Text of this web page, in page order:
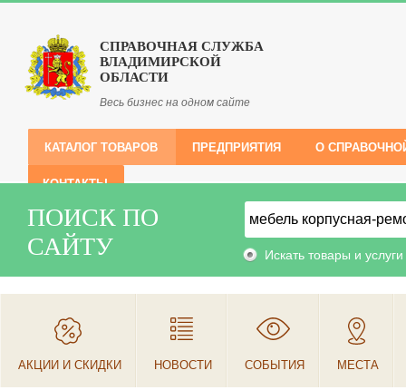
СПРАВОЧНАЯ СЛУЖБА
ВЛАДИМИРСКОЙ
ОБЛАСТИ
Весь бизнес на одном сайте
КАТАЛОГ ТОВАРОВ ПРЕДПРИЯТИЯ О
КОНТАКТЫ
ПОИСК ПО
САЙТУ
Искать товары и услуги
АКЦИИ И СКИДКИ НОВОСТИ СОБЫТИЯ МЕСТА